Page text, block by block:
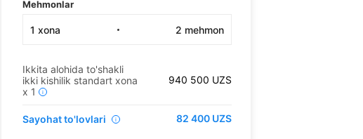
Mehmonlar
1 xona 2 mehmon
Ikkita alohida to'shakli
ikki kishilik standart xona
x 1 i
940 500 UZS
Sayohat to'lovlari i 82 400 UZS